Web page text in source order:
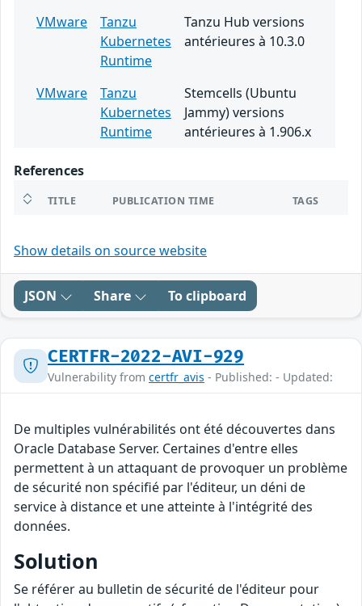
VMware
Tanzu
Kubernetes
Runtime
Tanzu Hub versions
antérieures à 10.3.0
VMware
Tanzu
Kubernetes
Runtime
Stemcells (Ubuntu
Jammy) versions
antérieures à 1.906.x
References
TITLE PUBLICATION TIME TAGS
Show details on source website
JSON Share To clipboard
CERTFR-2022-AVI-929
Vulnerability from certfr_avis - Published: - Updated:
De multiples vulnérabilités ont été découvertes dans
Oracle Database Server. Certaines d'entre elles
permettent à un attaquant de provoquer un problème
de sécurité non spécifié par l'éditeur, un déni de
service à distance et une atteinte à l'intégrité des
données.
Solution
Se référer au bulletin de sécurité de l'éditeur pour